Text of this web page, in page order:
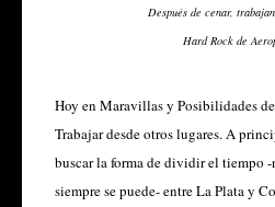
Después de cenar, trabajando
Hard Rock de
Hoy en Maravillas y Posibilidades
Trabajar desde otros lugares. A
buscar la forma de dividir el tiempo
siempre se puede- entre La Plata y